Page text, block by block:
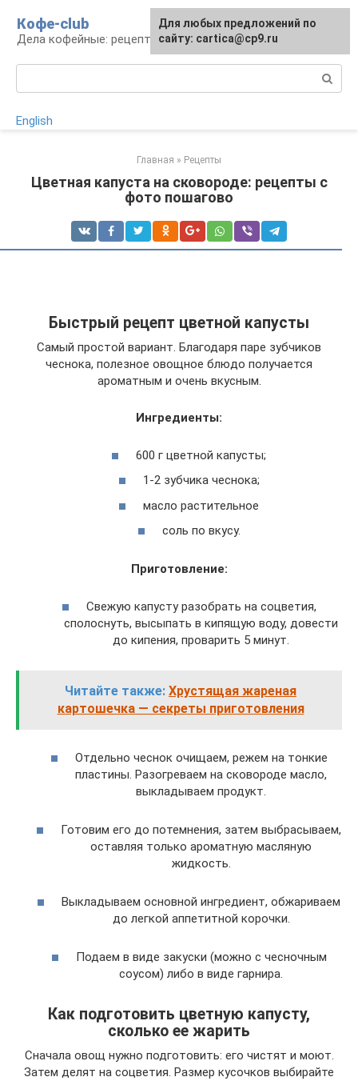
контенту
Кофе-club
Дела кофейные: рецепты и приготовление
English
Главная » Рецепты
Цветная капуста на сковороде: рецепты с
фото пошагово
Быстрый рецепт цветной капусты
Самый простой вариант. Благодаря паре зубчиков
чеснока, полезное овощное блюдо получается
ароматным и очень вкусным.
Ингредиенты:
600 г цветной капусты;
1-2 зубчика чеснока;
масло растительное
соль по вкусу.
Приготовление:
Свежую капусту разобрать на соцветия,
сполоснуть, высыпать в кипящую воду, довести
до кипения, проварить 5 минут.
Читайте также: Хрустящая жареная
картошечка — секреты приготовления
Отдельно чеснок очищаем, режем на тонкие
пластины. Разогреваем на сковороде масло,
выкладываем продукт.
Готовим его до потемнения, затем выбрасываем,
оставляя только ароматную масляную
жидкость.
Выкладываем основной ингредиент, обжариваем
до легкой аппетитной корочки.
Подаем в виде закуски (можно с чесночным
соусом) либо в виде гарнира.
Как подготовить цветную капусту,
сколько ее жарить
Сначала овощ нужно подготовить: его чистят и моют.
Затем делят на соцветия. Размер кусочков выбирайте
Для любых предложений по
сайту: cartica@cp9.ru